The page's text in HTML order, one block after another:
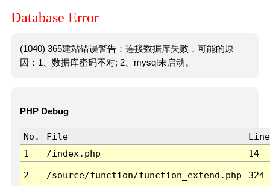
Database Error
(1040) 365建站错误警告：连接数据库失败，可能的原
因：1、数据库密码不对; 2、mysql未启动。
PHP Debug
No. File
Line
1
/index.php 14
2 /source/function/function_extend.php 324